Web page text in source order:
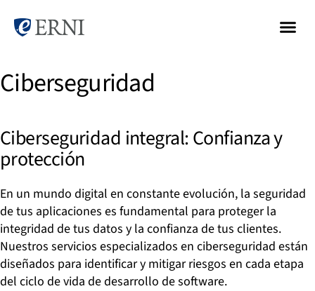
Ciberseguridad
Ciberseguridad integral: Confianza y
protección
En un mundo digital en constante evolución, la seguridad
de tus aplicaciones es fundamental para proteger la
integridad de tus datos y la confianza de tus clientes.
Nuestros servicios especializados en ciberseguridad están
diseñados para identificar y mitigar riesgos en cada etapa
del ciclo de vida de desarrollo de software.